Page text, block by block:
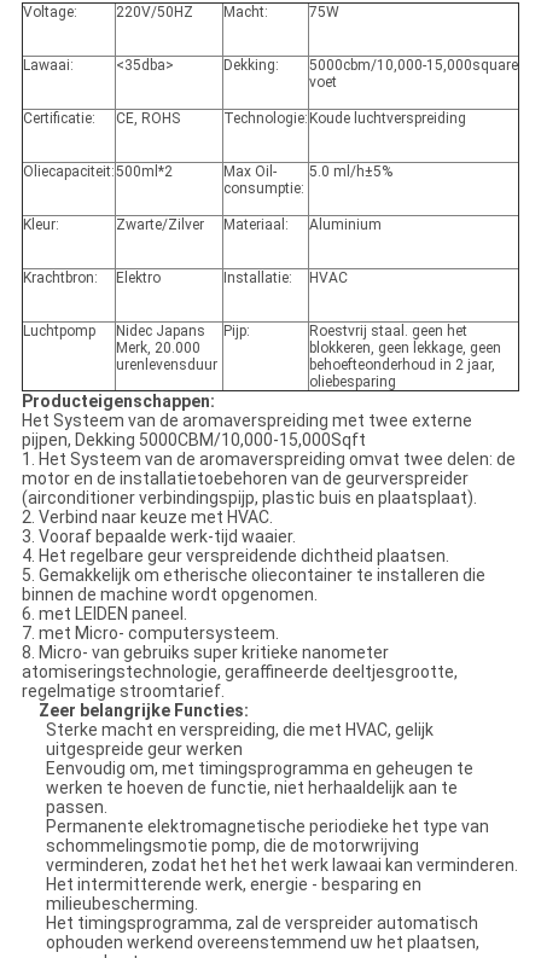
Voltage: 220V/50HZ Macht: 75W
Lawaai: <35dba> Dekking:
5000cbm/10,000-15,000square
voet
Certificatie: CE, ROHS Technologie: Koude luchtverspreiding
Oliecapaciteit:500ml*2
Max Oil-
consumptie:
5.0 ml/h±5%
Kleur: Zwarte/Zilver Materiaal: Aluminium
Krachtbron: Elektro Installatie: HVAC
Luchtpomp
Nidec Japans
Merk, 20.000
urenlevensduur
Pijp:
Roestvrij staal. geen het
blokkeren, geen lekkage, geen
behoefteonderhoud in 2 jaar,
oliebesparing
Producteigenschappen:
Het Systeem van de aromaverspreiding met twee externe
pijpen, Dekking 5000CBM/10,000-15,000Sqft
1. Het Systeem van de aromaverspreiding omvat twee delen: de
motor en de installatietoebehoren van de geurverspreider
(airconditioner verbindingspijp, plastic buis en plaatsplaat).
2. Verbind naar keuze met HVAC.
3. Vooraf bepaalde werk-tijd waaier.
4. Het regelbare geur verspreidende dichtheid plaatsen.
5. Gemakkelijk om etherische oliecontainer te installeren die
binnen de machine wordt opgenomen.
6. met LEIDEN paneel.
7. met Micro- computersysteem.
8. Micro- van gebruiks super kritieke nanometer
atomiseringstechnologie, geraffineerde deeltjesgrootte,
regelmatige stroomtarief.
Zeer belangrijke Functies:
Sterke macht en verspreiding, die met HVAC, gelijk
uitgespreide geur werken
Eenvoudig om, met timingsprogramma en geheugen te
werken te hoeven de functie, niet herhaaldelijk aan te
passen.
Permanente elektromagnetische periodieke het type van
schommelingsmotie pomp, die de motorwrijving
verminderen, zodat het het het werk lawaai kan verminderen.
Het intermitterende werk, energie - besparing en
milieubescherming.
Het timingsprogramma, zal de verspreider automatisch
ophouden werkend overeenstemmend uw het plaatsen,